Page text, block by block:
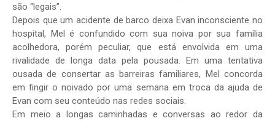
são “legais”.
Depois que um acidente de barco deixa Evan inconsciente no
hospital, Mel é confundido com sua noiva por sua família
acolhedora, porém peculiar, que está envolvida em uma
rivalidade de longa data pela pousada. Em uma tentativa
ousada de consertar as barreiras familiares, Mel concorda
em fingir o noivado por uma semana em troca da ajuda de
Evan com seu conteúdo nas redes sociais.
Em meio a longas caminhadas e conversas ao redor da